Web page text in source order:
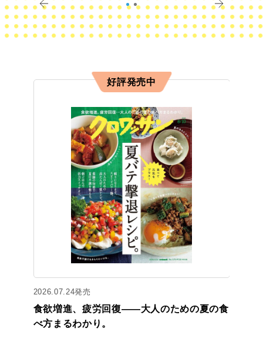
好評発売中
2026.07.24発売
食欲増進、疲労回復——大人のための夏の食
べ方まるわかり。